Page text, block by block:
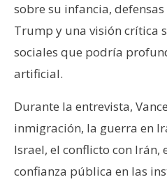
C
n
t
c
t
o
y
sobre su infancia,
Trump y una visión crítica
sociales que podría
artificial.
Durante la entrevista,
inmigración, la guerra en
Israel, el conflicto con Irán,
confianza pública en las